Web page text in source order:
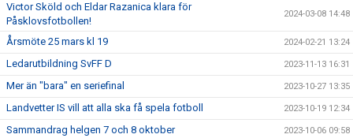
Victor Sköld och Eldar Razanica klara för
Påsklovsfotbollen!
2024-03-08 14:48
Årsmöte 25 mars kl 19 2024-02-21 13:24
Ledarutbildning SvFF D 2023-11-13 16:31
Mer än "bara" en seriefinal 2023-10-27 13:35
Landvetter IS vill att alla ska få spela fotboll 2023-10-19 12:34
Sammandrag helgen 7 och 8 oktober 2023-10-06 09:58